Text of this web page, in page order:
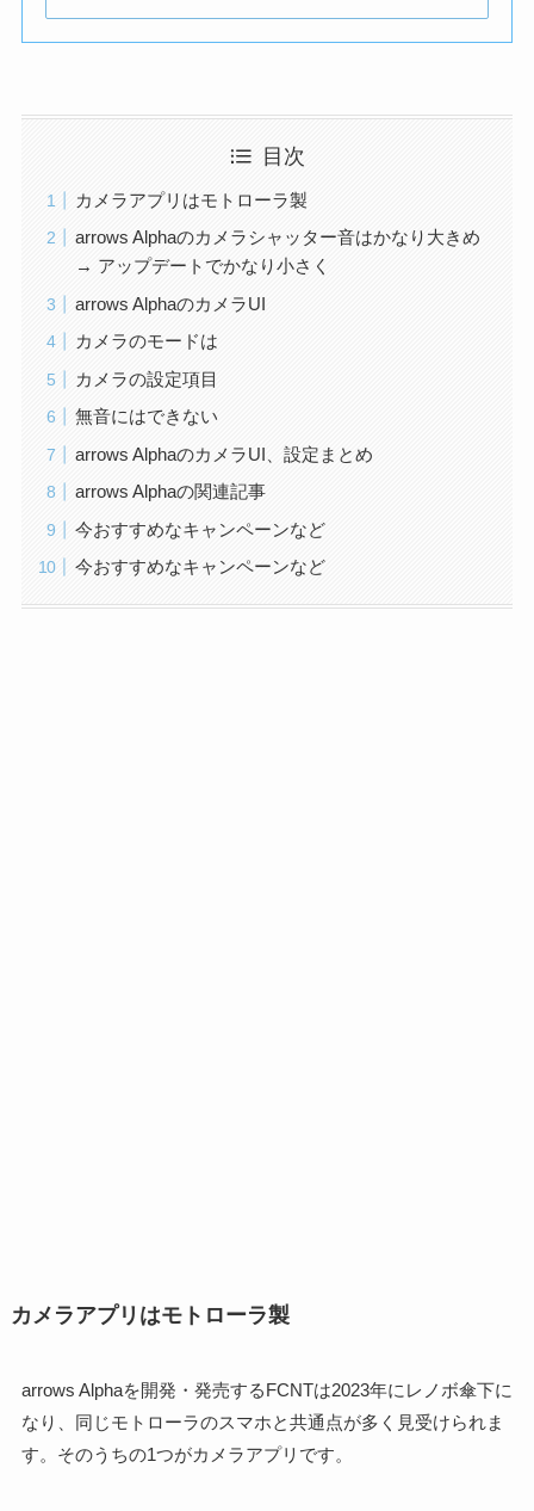
目次
カメラアプリはモトローラ製
arrows Alphaのカメラシャッター音はかなり大きめ
→ アップデートでかなり小さく
arrows AlphaのカメラUI
カメラのモードは
カメラの設定項目
無音にはできない
arrows AlphaのカメラUI、設定まとめ
arrows Alphaの関連記事
今おすすめなキャンペーンなど
今おすすめなキャンペーンなど
カメラアプリはモトローラ製
arrows Alphaを開発・発売するFCNTは2023年にレノボ傘下に
なり、同じモトローラのスマホと共通点が多く見受けられま
す。そのうちの1つがカメラアプリです。